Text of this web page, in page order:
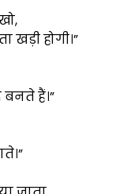
होगी।”
हैं।”